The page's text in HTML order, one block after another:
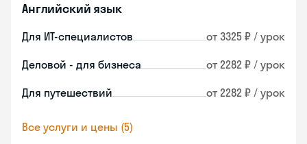
Английский язык
Для ИТ-специалистов от 3325 ₽ / урок
Деловой - для бизнеса от 2282 ₽ / урок
Для путешествий от 2282 ₽ / урок
Все услуги и цены (5)